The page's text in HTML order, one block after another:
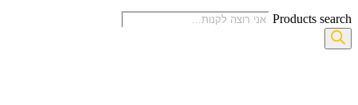
Products search